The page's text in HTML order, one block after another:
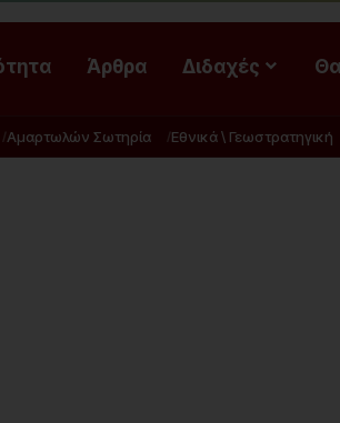
Άρθρα Διδαχές
Αμαρτωλών Σωτηρία Εθνικά \ Γεωστρατηγική